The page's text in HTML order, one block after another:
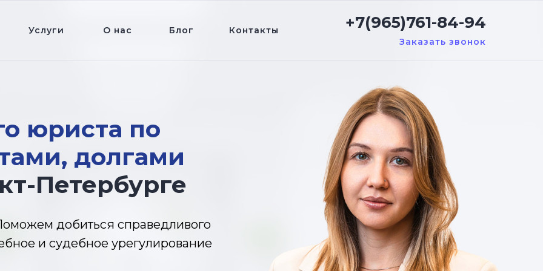
юриста по
долгами
Петербурге
добиться справедливого
и судебное урегулирование
Блог
Заказать звонок
+7(965)761-84-94
Контакты
О нас
Услуги